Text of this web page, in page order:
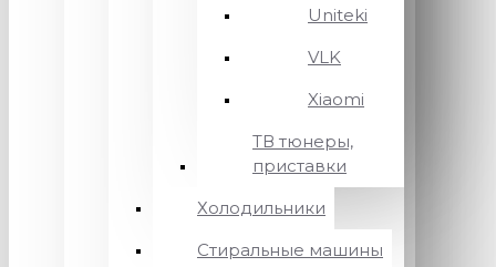
Uniteki
VLK
Xiaomi
ТВ тюнеры,
приставки
Холодильники
Стиральные машины